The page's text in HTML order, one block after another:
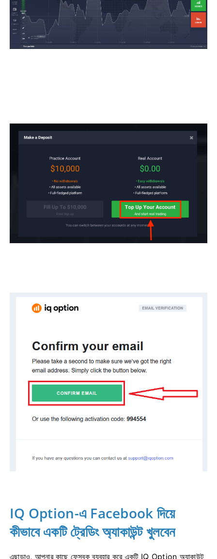
IQ Option-এ Facebook দিয়ে
কীভাবে একটি ট্রেডিং অ্যাকাউন্ট খুলবেন
এছাড়াও, আপনার কাছে ফেসবুক ব্যবহার করে একটি IQ Option অ্যাকাউন্ট